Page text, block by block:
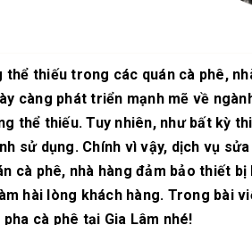
thiếu trong các quán cà phê,
càng phát triển mạnh mẽ về
thể thiếu. Tuy nhiên, như bất kỳ
sử dụng. Chính vì vậy, dịch vụ
cà phê, nhà hàng đảm bảo thiết
hài lòng khách hàng. Trong bài
cà phê tại Gia Lâm nhé!